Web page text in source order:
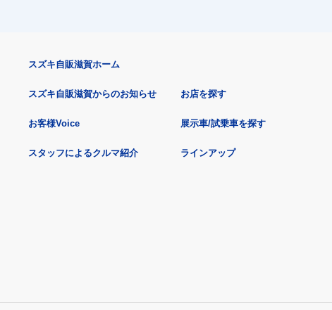
スズキ自販滋賀ホーム
スズキ自販滋賀からのお知らせ
お客様Voice
スタッフによるクルマ紹介
お店を探す
展示車/試乗車を探す
ラインアップ